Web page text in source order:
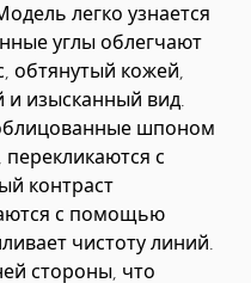
легко узнается
углы облегчают
обтянутый кожей,
и изысканный вид.
шпоном
с
контраст
с помощью
чистоту линий.
стороны, что